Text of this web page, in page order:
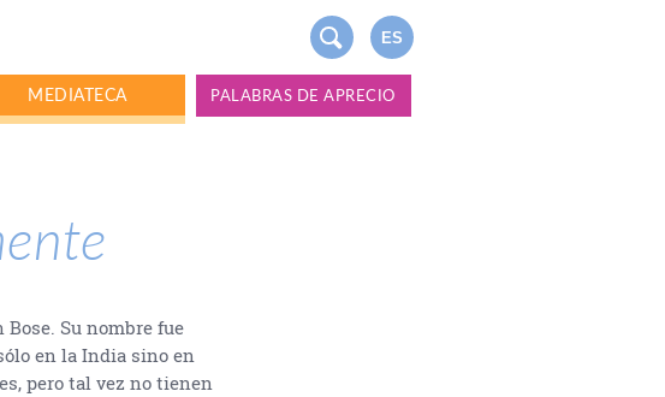
ES
MEDIATECA PALABRAS DE APRECIO
Su nombre fue
en la India sino en
pero tal vez no tienen